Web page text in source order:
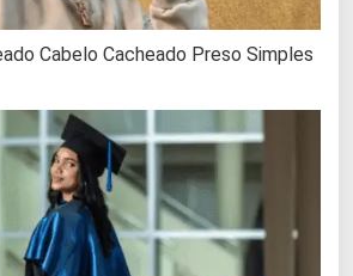
Cabelo Cacheado Preso Simples